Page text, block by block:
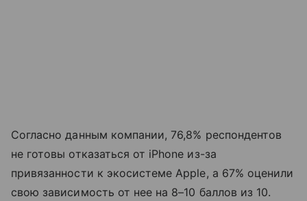
Согласно данным компании, 76,8% респондентов
не готовы отказаться от iPhone из-за
привязанности к экосистеме Apple, а 67% оценили
свою зависимость от нее на 8–10 баллов из 10.